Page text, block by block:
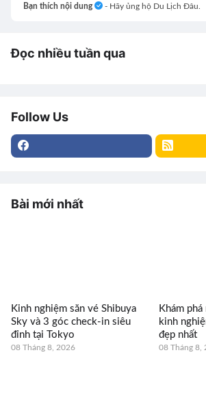
Bạn thích nội dung - Hãy ủng hộ Du Lịch Đâu.
Đọc nhiều tuần qua
Follow Us
Bài mới nhất
Kinh nghiệm săn vé Shibuya
Sky và 3 góc check-in siêu
đỉnh tại Tokyo
08 Tháng 8, 2026
Khám
kinh
đẹp nhất
08 Tháng 8,